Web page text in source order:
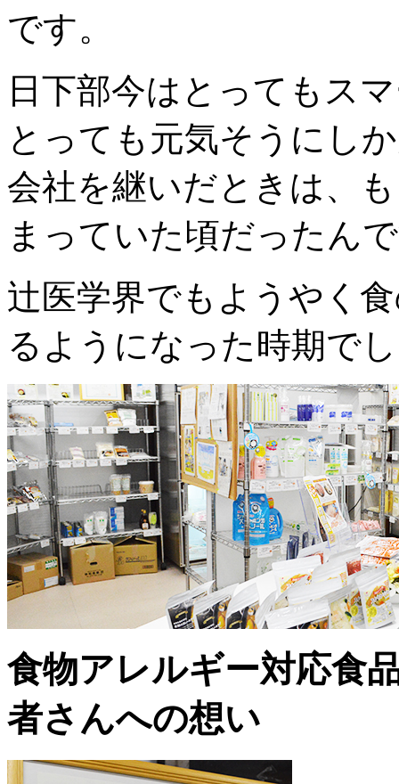
です。
日下部今はとってもス
とっても元気そうにし
会社を継いだときは、
まっていた頃だったん
辻医学界でもようやく
るようになった時期で
食物アレルギー対応食
者さんへの想い